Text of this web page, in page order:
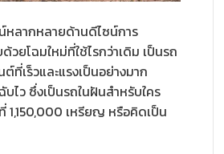
หลากหลายด้านดีไซน์การ
ยโฉมใหม่ที่ใช้ไรกว่าเดิม เป็นรถ
ที่เร็วและแรงเป็นอย่างมาก
บไว ซึ่งเป็นรถในฝันสำหรับใคร
1,150,000 เหรียญ หรือคิดเป็น